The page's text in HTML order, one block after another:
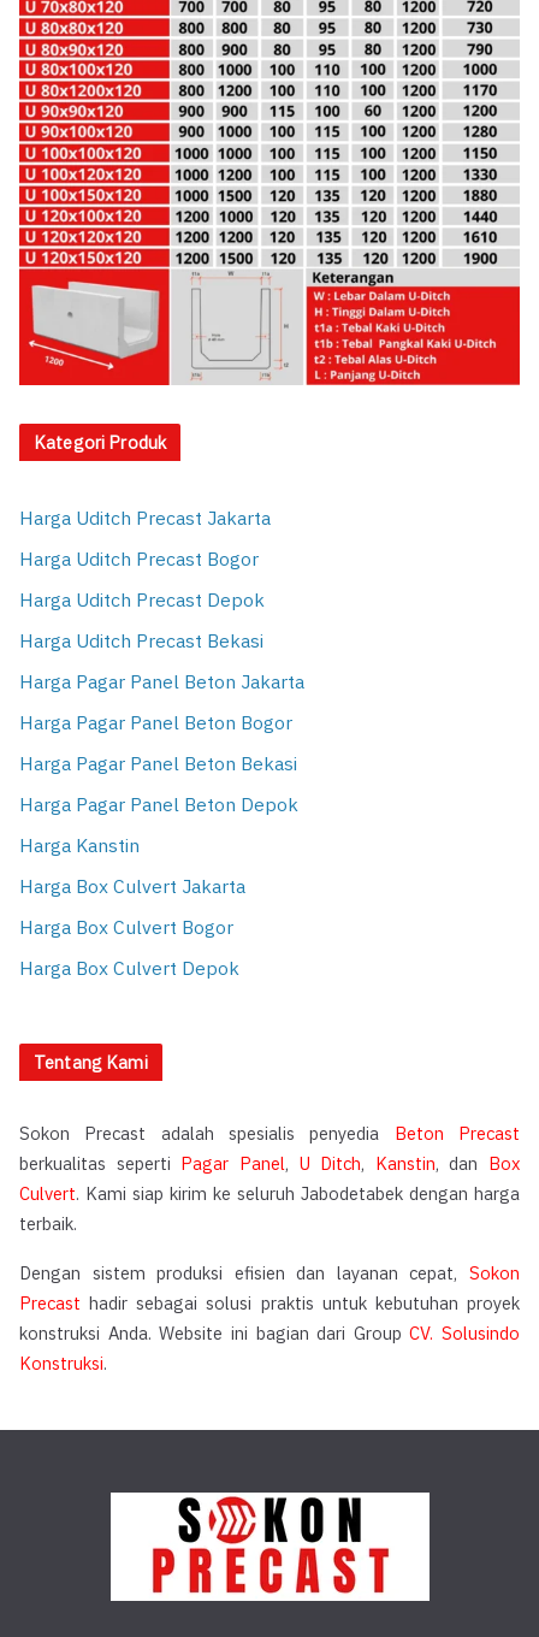
Kategori Produk
Harga Uditch Precast Jakarta
Harga Uditch Precast Bogor
Harga Uditch Precast Depok
Harga Uditch Precast Bekasi
Harga Pagar Panel Beton Jakarta
Harga Pagar Panel Beton Bogor
Harga Pagar Panel Beton Bekasi
Harga Pagar Panel Beton Depok
Harga Kanstin
Harga Box Culvert Jakarta
Harga Box Culvert Bogor
Harga Box Culvert Depok
Tentang Kami
Sokon Precast adalah spesialis penyedia Beton Precast
berkualitas seperti Pagar Panel, U Ditch, Kanstin, dan Box
Culvert. Kami siap kirim ke seluruh Jabodetabek dengan harga
terbaik.
Dengan sistem produksi efisien dan layanan cepat, Sokon
Precast hadir sebagai solusi praktis untuk kebutuhan proyek
konstruksi Anda. Website ini bagian dari GroupCV. Solusindo
Konstruksi.